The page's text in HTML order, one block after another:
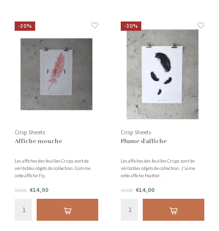
-30%
Crisp Sheets
Affiche mouche
Les affiches des feuilles Crisps sont de
véritables objets de collection. Comme
cette affiche Fly.
€20,00 €14,00
-30%
Crisp Sheets
Plume d'affiche
Les affiches des feuilles Crisps sont de
véritables objets de collection. J'aime
cette affiche Feather.
€20,00 €14,00